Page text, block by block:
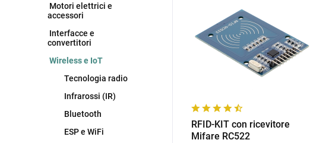
Motori elettrici e
accessori
Interfacce e
convertitori
Wireless e IoT
Tecnologia radio
Infrarossi (IR)
Bluetooth
ESP e WiFi
RFID-KIT con ricevitore
Mifare RC522